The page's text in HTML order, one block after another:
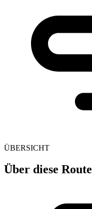
ÜBERSICHT
Über diese Route